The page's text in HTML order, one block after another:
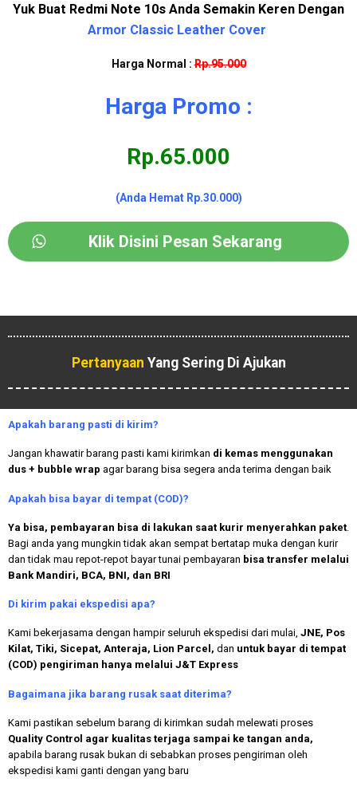
Yuk Buat Redmi Note 10s Anda Semakin Keren Dengan
Armor Classic Leather Cover
Harga Normal :Rp.95.000
Harga Promo :
Rp.65.000
(Anda Hemat Rp.30.000)
Klik Disini Pesan Sekarang
Pertanyaan Yang Sering Di Ajukan
Apakah barang pasti di kirim?
Jangan khawatir barang pasti kami kirimkan di kemas menggunakan
dus + bubble wrap agar barang bisa segera anda terima dengan baik
Apakah bisa bayar di tempat (COD)?
Ya bisa, pembayaran bisa di lakukan saat kurir menyerahkan paket
Bagi anda yang mungkin tidak akan sempat bertatap muka dengan kurir
dan tidak mau repot-repot bayar tunai pembayaran bisa transfer melalui
Bank Mandiri, BCA, BNI, dan BRI
Di kirim pakai ekspedisi apa?
Kami bekerjasama dengan hampir seluruh ekspedisi dari mulai, JNE, Pos
Kilat, Tiki, Sicepat, Anteraja, Lion Parcel, dan untuk bayar di tempat
(COD) pengiriman hanya melalui J&T Express
Bagaimana jika barang rusak saat diterima?
Kami pastikan sebelum barang di kirimkan sudah melewati proses
Quality Control agar kualitas terjaga sampai ke tangan anda,
apabila barang rusak bukan di sebabkan proses pengiriman oleh
ekspedisi kami ganti dengan yang baru